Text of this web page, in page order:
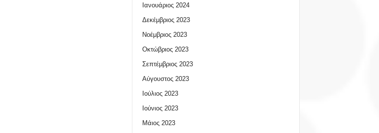
Ιανουάριος 2024
Δεκέμβριος 2023
Νοέμβριος 2023
Οκτώβριος 2023
Σεπτέμβριος 2023
Αύγουστος 2023
Ιούλιος 2023
Ιούνιος 2023
Μάιος 2023